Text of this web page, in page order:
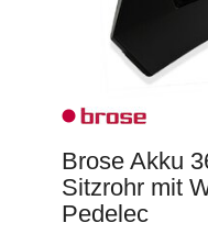
Brose Akku
Sitzrohr mit
Pedelec